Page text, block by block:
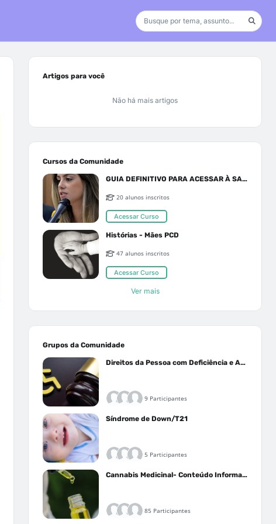
Artigos para você
Não há mais artigos
Cursos da Comunidade
GUIA DEFINITIVO PARA ACESSAR À SAÚDE PELO SUS OU PLANO DE SAÚDE
20 alunos inscritos
Acessar Curso
Histórias - Mães PCD
47 alunos inscritos
Acessar Curso
Ver mais
Grupos da Comunidade
Direitos da Pessoa com Deficiência e Autistas
9 Participantes
Síndrome de Down/T21
5 Participantes
Cannabis Medicinal- Conteúdo Informativo
85 Participantes